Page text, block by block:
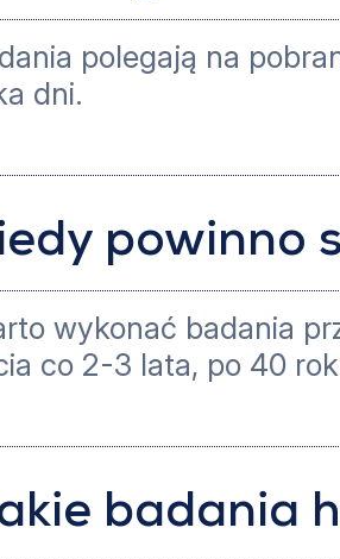
polegają na
dni.
powinno
wykonać badania
co 2-3 lata, po 40
badania